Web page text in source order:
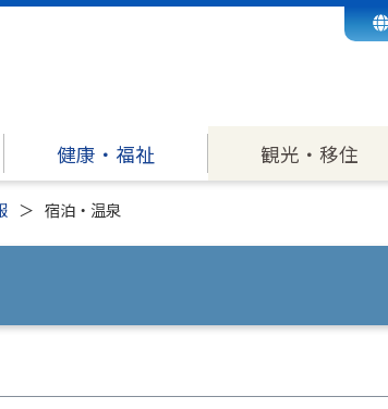
健康・福祉 観光・移住
宿泊・温泉